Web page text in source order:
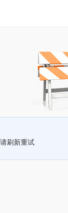
刷新重试